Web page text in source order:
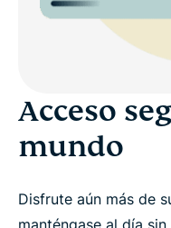
Acceso
mundo
Disfrute aún más de